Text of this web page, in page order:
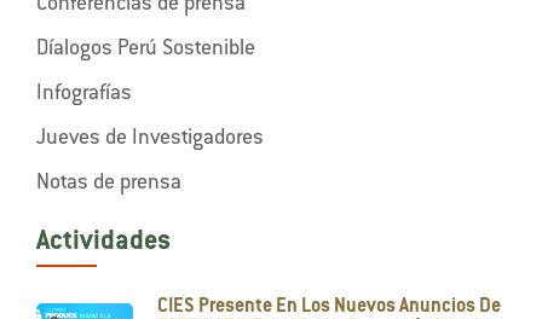
Conferencias de prensa
Díalogos Perú Sostenible
Infografías
Jueves de Investigadores
Notas de prensa
Actividades
CIES Presente En Los Nuevos Anuncios De